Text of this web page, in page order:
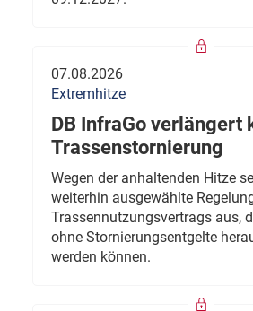
07.08.2026
Extremhitze
DB InfraGo verlängert
Trassenstornierung
Wegen der anhaltenden Hitze
weiterhin ausgewählte
Trassennutzungsvertrags aus,
ohne Stornierungsentgelte
werden können.